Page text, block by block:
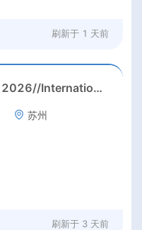
刷新于 1 天前
Suzhou, Jiangsu//August 2026//International American Middle/High School English Teacher Needed in Suzhou, Jiangsu
苏州
刷新于 3 天前